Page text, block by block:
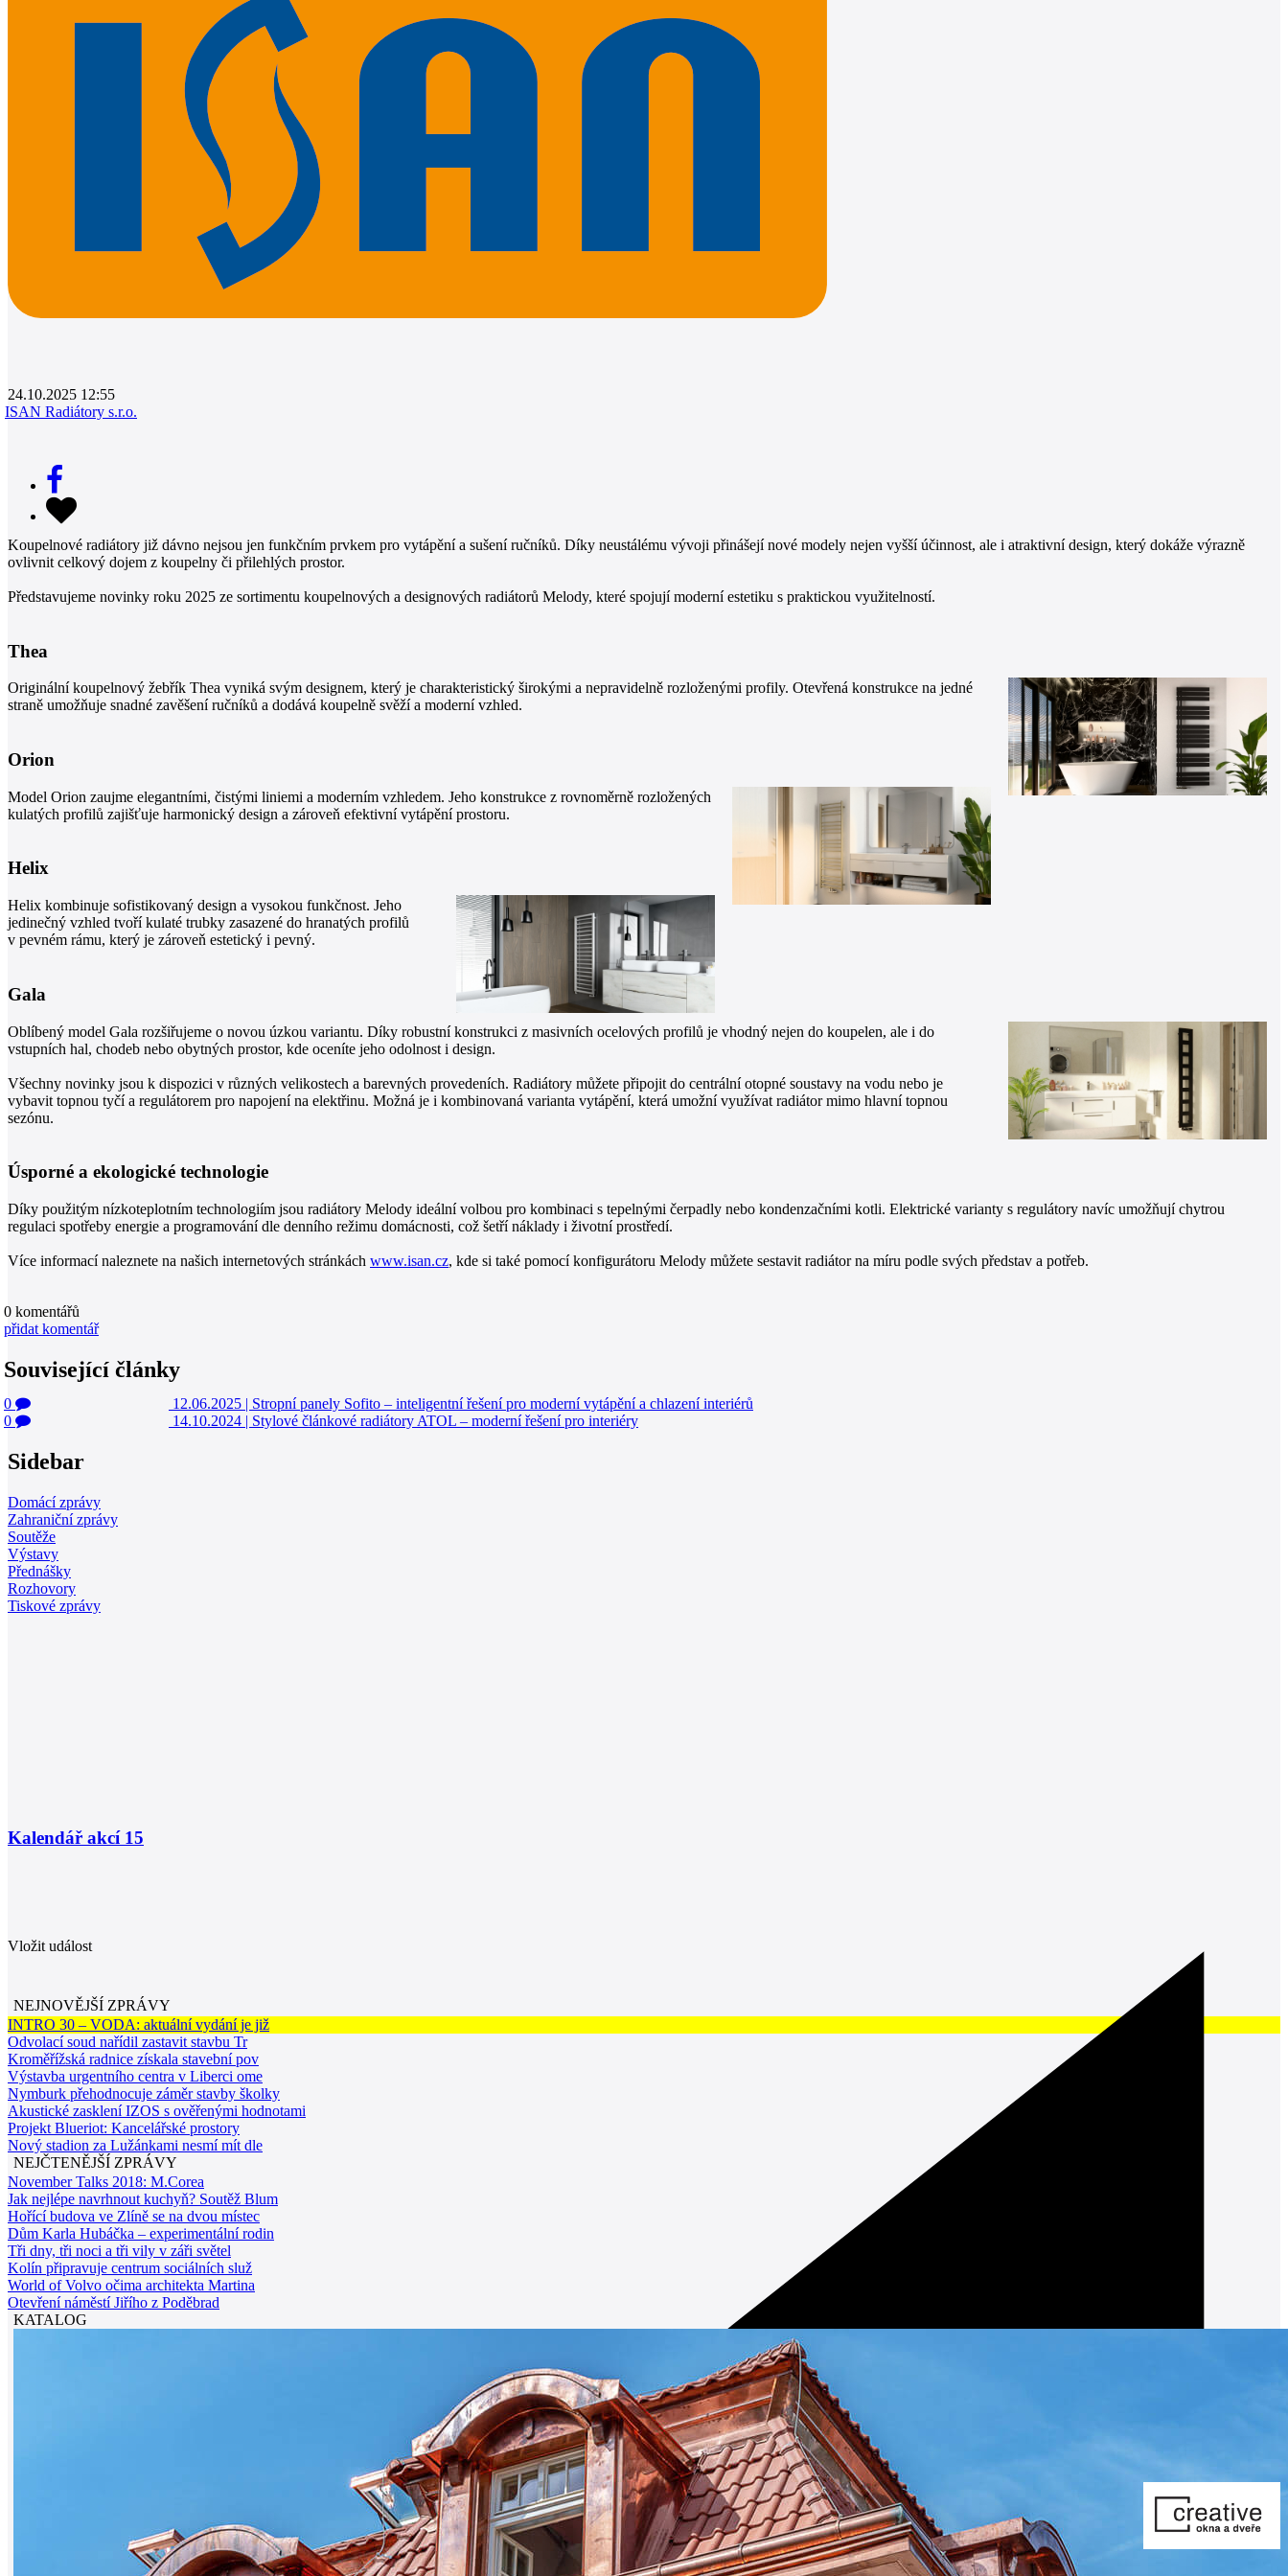
24.10.2025 12:55
ISAN Radiátory s.r.o.
Koupelnové radiátory již dávno nejsou jen funkčním prvkem pro vytápění a sušení ručníků. Díky neustálému vývoji přinášejí nové modely nejen vyšší účinnost, ale i atraktivní design, který dokáže výrazně
ovlivnit celkový dojem z koupelny či přilehlých prostor.
Představujeme novinky roku 2025 ze sortimentu koupelnových a designových radiátorů Melody, které spojují moderní estetiku s praktickou využitelností.
Thea
Originální koupelnový žebřík Thea vyniká svým designem, který je charakteristický širokými a nepravidelně rozloženými profily. Otevřená konstrukce na jedné
straně umožňuje snadné zavěšení ručníků a dodává koupelně svěží a moderní vzhled.
Orion
Model Orion zaujme elegantními, čistými liniemi a moderním vzhledem. Jeho konstrukce z rovnoměrně rozložených
kulatých profilů zajišťuje harmonický design a zároveň efektivní vytápění prostoru.
Helix
Helix kombinuje sofistikovaný design a vysokou funkčnost. Jeho
jedinečný vzhled tvoří kulaté trubky zasazené do hranatých profilů
v pevném rámu, který je zároveň estetický i pevný.
Gala
Oblíbený model Gala rozšiřujeme o novou úzkou variantu. Díky robustní konstrukci z masivních ocelových profilů je vhodný nejen do koupelen, ale i do
vstupních hal, chodeb nebo obytných prostor, kde oceníte jeho odolnost i design.
Všechny novinky jsou k dispozici v různých velikostech a barevných provedeních. Radiátory můžete připojit do centrální otopné soustavy na vodu nebo je
vybavit topnou tyčí a regulátorem pro napojení na elektřinu. Možná je i kombinovaná varianta vytápění, která umožní využívat radiátor mimo hlavní topnou
sezónu.
Úsporné a ekologické technologie
Díky použitým nízkoteplotním technologiím jsou radiátory Melody ideální volbou pro kombinaci s tepelnými čerpadly nebo kondenzačními kotli. Elektrické varianty s regulátory navíc umožňují chytrou
regulaci spotřeby energie a programování dle denního režimu domácnosti, což šetří náklady i životní prostředí.
Více informací naleznete na našich internetových stránkách www.isan.cz, kde si také pomocí konfigurátoru Melody můžete sestavit radiátor na míru podle svých představ a potřeb.
0 komentářů
přidat komentář
Související články
0 12.06.2025 | Stropní panely Sofito – inteligentní řešení pro moderní vytápění a chlazení interiérů
0
14.10.2024 | Stylové článkové radiátory ATOL – moderní řešení pro interiéry
Sidebar
Domácí zprávy
Zahraniční zprávy
Soutěže
Výstavy
Přednášky
Rozhovory
Tiskové zprávy
Kalendář akcí 15
Vložit událost
NEJNOVĚJŠÍ ZPRÁVY
INTRO 30 – VODA: aktuální vydání je již
Odvolací soud nařídil zastavit stavbu Tr
Kroměřížská radnice získala stavební pov
Výstavba urgentního centra v Liberci ome
Nymburk přehodnocuje záměr stavby školky
Akustické zasklení IZOS s ověřenými hodnotami
Projekt Blueriot: Kancelářské prostory
Nový stadion za Lužánkami nesmí mít dle
NEJČTENĚJŠÍ ZPRÁVY
November Talks 2018: M.Corea
Jak nejlépe navrhnout kuchyň? Soutěž Blum
Hořící budova ve Zlíně se na dvou místec
Dům Karla Hubáčka – experimentální rodin
Tři dny, tři noci a tři vily v záři světel
Kolín připravuje centrum sociálních služ
World of Volvo očima architekta Martina
Otevření náměstí Jiřího z Poděbrad
KATALOG